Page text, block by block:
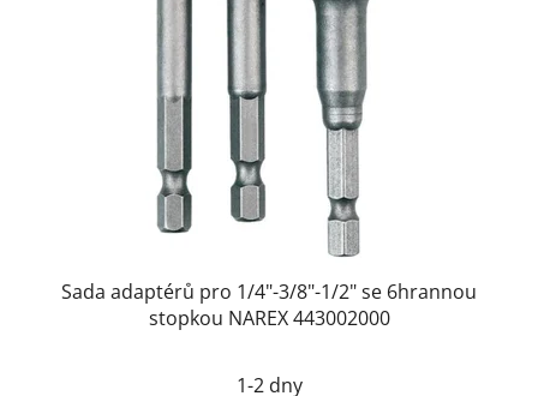
Sada adaptérů pro 1/4"-3/8"-1/2" se 6hrannou
stopkou NAREX 443002000
1-2 dny